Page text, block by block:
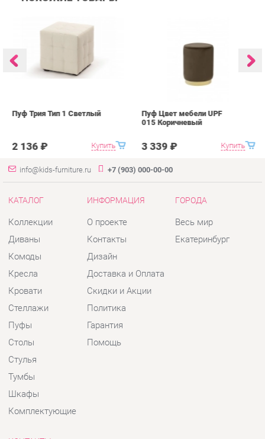
Купить
Пуф Трия Тип 1 Светлый
2 136 ₽
КАТАЛОГ
Диваны
Комоды
Кресла
Кровати
Стеллажи
Пуфы
ИНФОРМАЦИЯ
Контакты
Дизайн
Доставка и Оплата
Скидки и Акции
Политика
Гарантия
ГОРОДА
Екатеринбург
КОНТАКТЫ
Шоурум и склад самовывоза
Адрес: г. Екатеринбург, пер.
Базовый, 47
Телефон: +7 (903) 000-00-00